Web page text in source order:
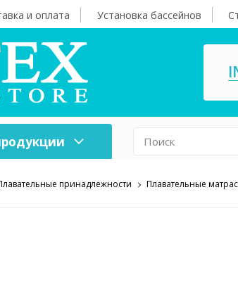
и оплата Установка бассейнов
мебельпринадлежности Плавательные